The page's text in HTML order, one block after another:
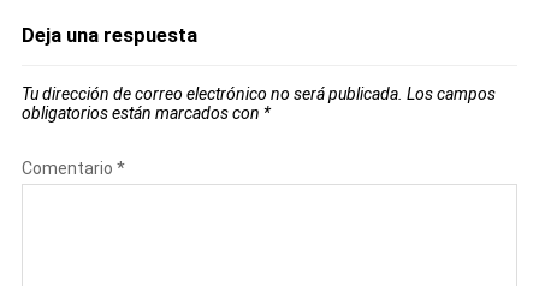
Deja una respuesta
Tu dirección de correo electrónico no será publicada. Los campos
obligatorios están marcados con *
Comentario *